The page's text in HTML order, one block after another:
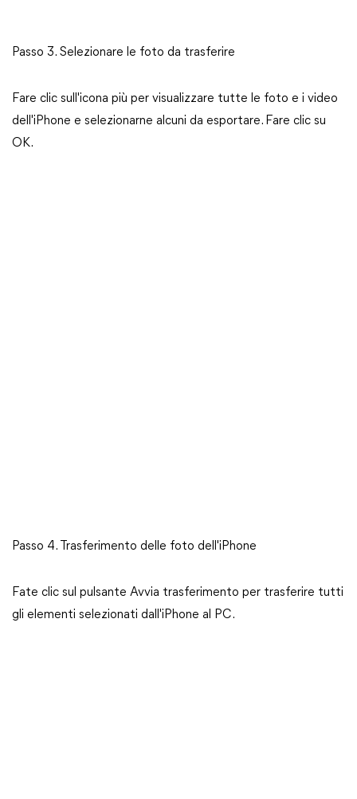
Passo 3. Selezionare le foto da trasferire
Fare clic sull'icona più per visualizzare tutte le foto e i video
dell'iPhone e selezionarne alcuni da esportare. Fare clic su
OK.
Passo 4. Trasferimento delle foto dell'iPhone
Fate clic sul pulsante Avvia trasferimento per trasferire tutti
gli elementi selezionati dall'iPhone al PC.